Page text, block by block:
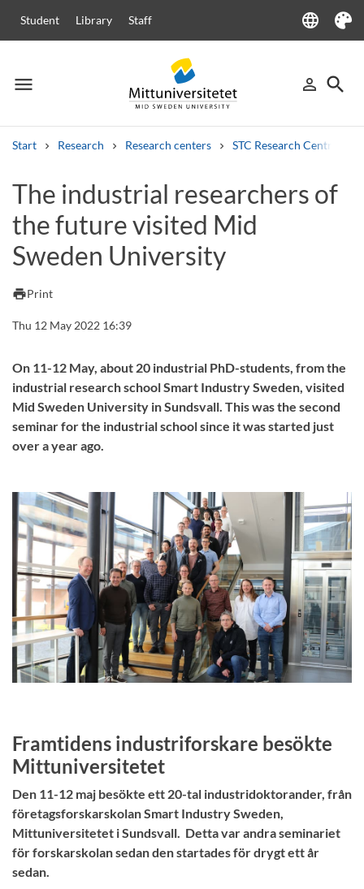
Student Library Staff language
Language
Theme
menu
Menu person_outline
Sign in
search
Start Research Research centers STC Research Centre
Other search services
Courses and programmesSyllabus Welcome letters
Job vacancies
The industrial researchers of
the future visited Mid
Sweden University
printPrint
Thu 12 May 2022 16:39
On 11-12 May, about 20 industrial PhD-students, from the
industrial research school Smart Industry Sweden, visited
Mid Sweden University in Sundsvall. This was the second
seminar for the industrial school since it was started just
over a year ago.
Framtidens industriforskare besökte
Mittuniversitetet
Den 11-12 maj besökte ett 20-tal industridoktorander, från
företagsforskarskolan Smart Industry Sweden,
Mittuniversitetet i Sundsvall. Detta var andra seminariet
för forskarskolan sedan den startades för drygt ett år
sedan.